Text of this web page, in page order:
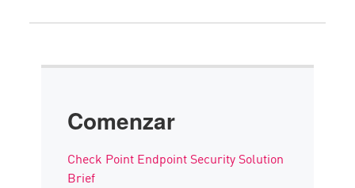
Comenzar
Check Point Endpoint Security Solution
Brief